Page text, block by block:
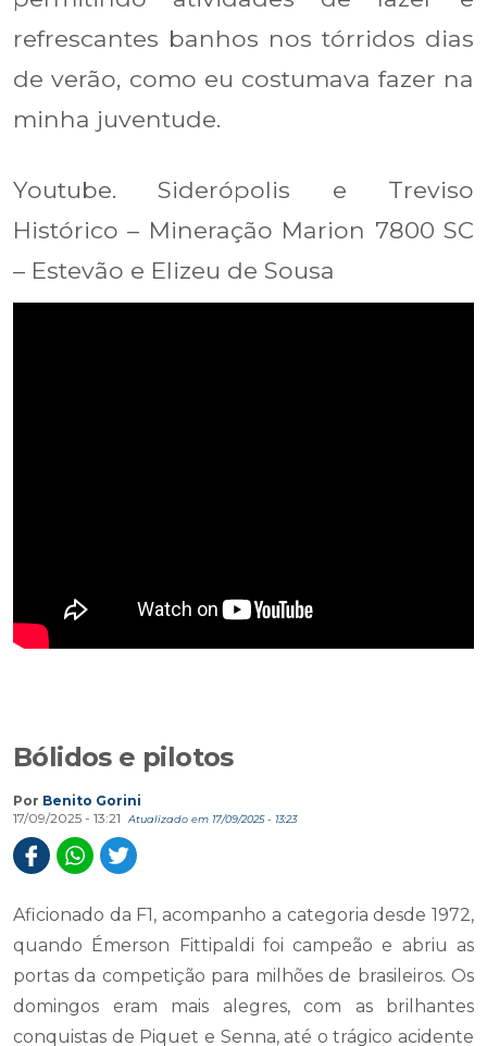
refrescantes banhos nos tórridos dias
de verão, como eu costumava fazer na
minha juventude.
Youtube. Siderópolis e Treviso
Histórico – Mineração Marion 7800 SC
– Estevão e Elizeu de Sousa
Bólidos e pilotos
Por Benito Gorini
17/09/2025 - 13:21
Atualizado em 17/09/2025 - 13:23
Aficionado da F1, acompanho a categoria desde 1972,
quando Émerson Fittipaldi foi campeão e abriu as
portas da competição para milhões de brasileiros. Os
domingos eram mais alegres, com as brilhantes
conquistas de Piquet e Senna, até o trágico acidente